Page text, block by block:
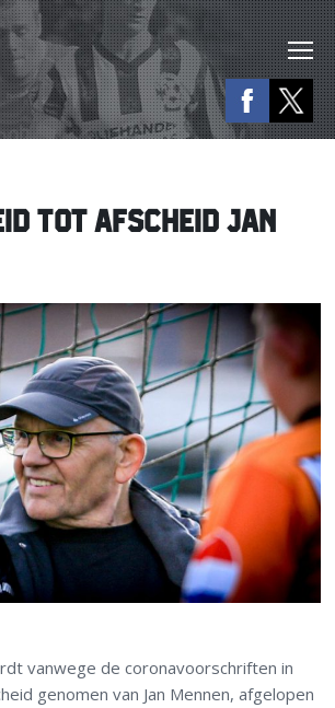
TOT AFSCHEID JAN
vanwege de coronavoorschriften in
genomen van Jan Mennen, afgelopen